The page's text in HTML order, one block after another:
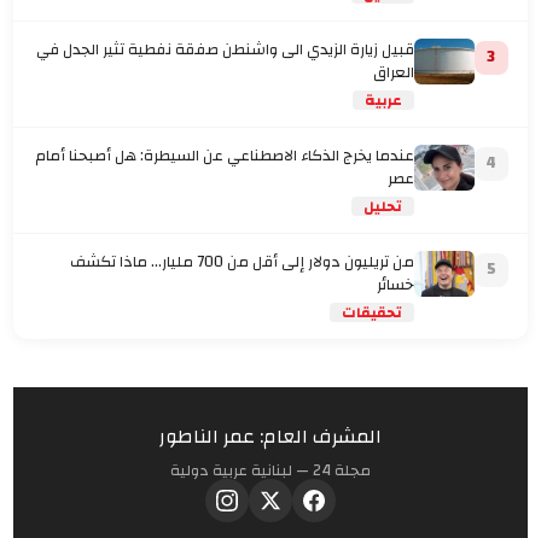
3 قبيل زيارة الزيدي الى واشنطن صفقة نفطية تثير الجدل في
العراق
عربية
4 عندما يخرج الذكاء الاصطناعي عن السيطرة: هل أصبحنا أمام
عصر
تحليل
5 من تريليون دولار إلى أقل من 700 مليار… ماذا تكشف
خسائر
تحقيقات
المشرف العام: عمر الناطور
مجلة 24 — لبنانية عربية دولية